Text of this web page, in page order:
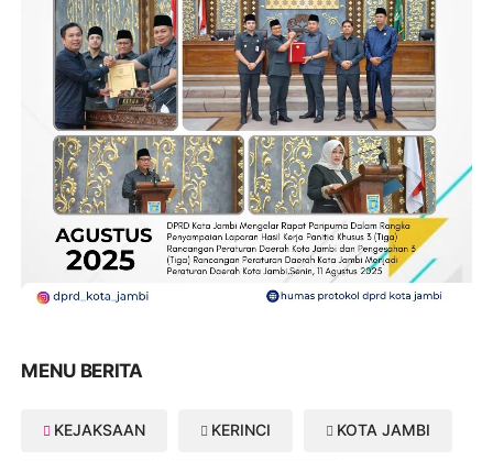
MENU BERITA
KEJAKSAAN KERINCI KOTA JAMBI